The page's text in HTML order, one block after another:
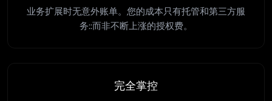
业务扩展时无意外账单。您的成本只有托管和第三方服
务::而非不断上涨的授权费。
完全掌控